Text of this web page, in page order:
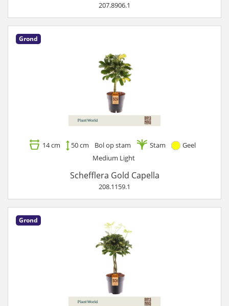
207.8906.1
Grond
14 cm 50 cm Bol op stam Stam
Geel
Medium Light
Schefflera Gold Capella
208.1159.1
Grond